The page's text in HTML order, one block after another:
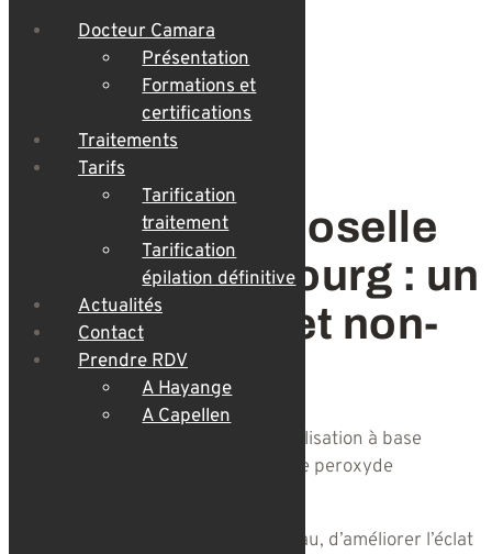
PRX-T33 en Moselle
et au Luxembourg : un
soin efficace et non-
invasif
Le PRX-T33 est un soin de biorevitalisation à base
d’acide trichloroacétique (TCA) et de peroxyde
Ce soin permet de redensifier la peau, d’améliorer l’éclat
Docteur Camara
Présentation
Formations et
certifications
Traitements
Tarifs
Tarification
traitement
Tarification
épilation définitive
Actualités
Contact
Prendre RDV
A Hayange
A Capellen